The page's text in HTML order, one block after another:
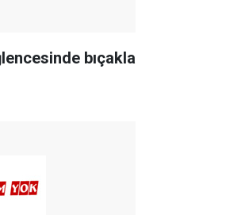
bıçakla